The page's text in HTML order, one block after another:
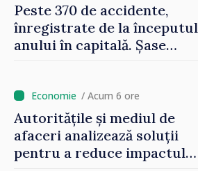
Peste 370 de accidente,
înregistrate de la începutul
anului în capitală. Șase
/ Acum 6 ore
Autoritățile și mediul de
afaceri analizează soluții
pentru a reduce impactul